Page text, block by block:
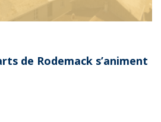
de Rodemack s’animent